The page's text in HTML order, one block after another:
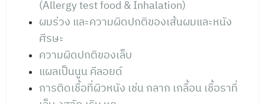
(Allergy test food & Inhalation)
ผมร่วง และความผิดปกติของเส้นผมและหนัง
ศีรษะ
ความผิดปกติของเล็บ
แผลเป็นนูน คีลอยด์
การติดเชื้อที่ผิวหนัง เช่น กลาก เกลื้อน เชื้อราที่